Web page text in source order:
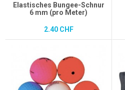
Elastisches Bungee-Schnur
6 mm (pro Meter)
2.40 CHF